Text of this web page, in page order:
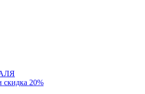
скидка 20%